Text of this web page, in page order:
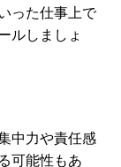
った仕事上で
ルしましょ
中力や責任感
可能性もあ